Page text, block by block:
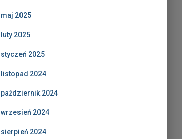
maj 2025
luty 2025
styczeń 2025
listopad 2024
październik 2024
wrzesień 2024
sierpień 2024